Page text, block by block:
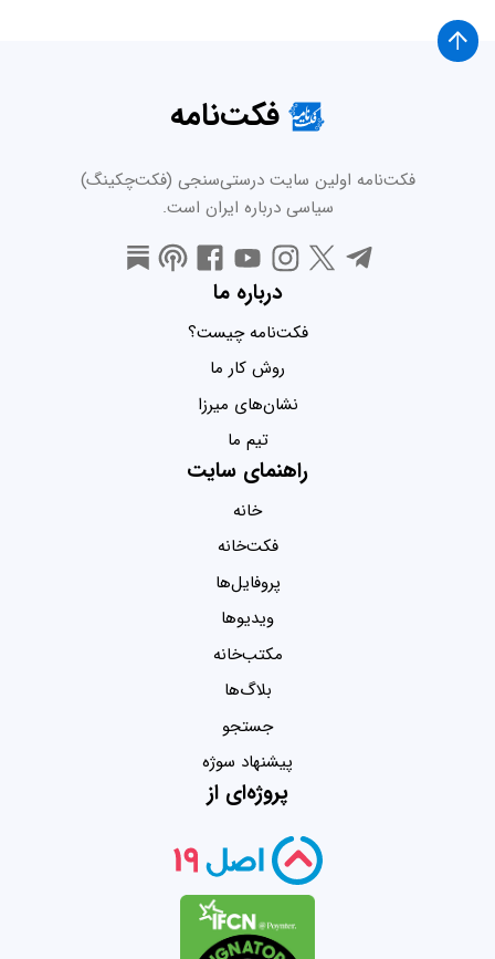
فکت‌نامه
فکت‌نامه اولین سایت درستی‌سنجی (فکت‌چکینگ)
سیاسی درباره ایران است.
درباره ما
فکت‌نامه چیست؟
روش کار ما
نشان‌های میرزا
تیم ما
راهنمای سایت
خانه
فکت‌خانه
پروفایل‌ها
ویدیو‌ها
مکتب‌خانه
بلاگ‌ها
جستجو
پیشنهاد سوژه
پروژه‌ای از